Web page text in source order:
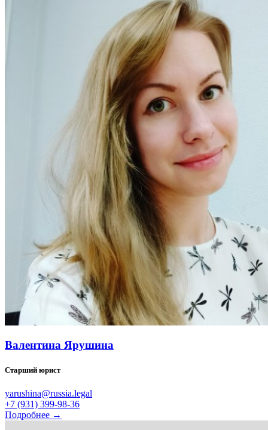
Валентина Ярушина
Старший юрист
yarushina@russia.legal
+7 (931) 399-98-36
Подробнее →